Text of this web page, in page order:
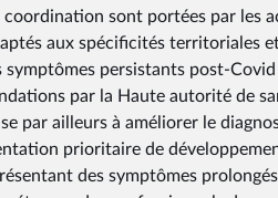
coordination sont portées par les
aux spécificités territoriales
symptômes persistants post-
par la Haute autorité de
par ailleurs à améliorer le
prioritaire de
des symptômes